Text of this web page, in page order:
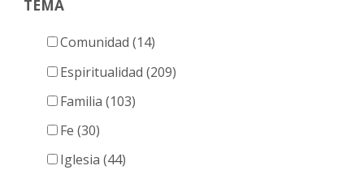
TEMA
Comunidad (14)
Espiritualidad (209)
Familia (103)
Fe (30)
Iglesia (44)